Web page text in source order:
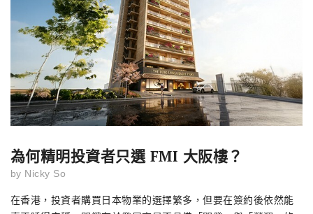
為何精明投資者只選 FMI 大阪樓？
by Nicky So
在香港，投資者購買日本物業的選擇繁多，但要在簽約後依然能